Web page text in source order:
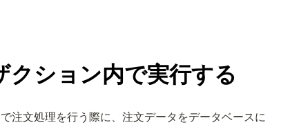
ション内で実行する
注文処理を行う際に、注文データをデータベースに